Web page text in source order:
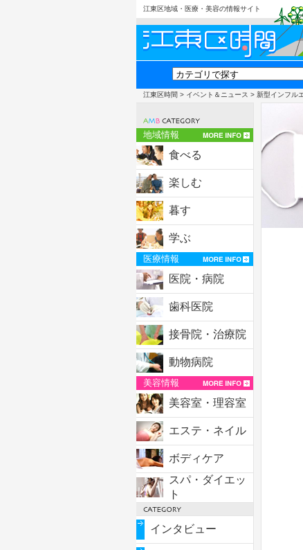
江東区地域・医療・美容の情報サイト
江東区時間 > イベント＆ニュース > 新型インフル
地域情報
食べる
楽しむ
暮す
学ぶ
医療情報
医院・病院
歯科医院
接骨院・治療院
動物病院
美容情報
美容室・理容室
エステ・ネイル
ボディケア
スパ・ダイエッ
ト
インタビュー